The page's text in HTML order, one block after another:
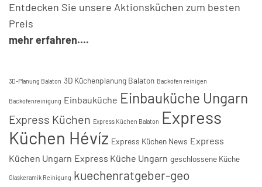
Entdecken Sie unsere Aktionsküchen zum besten
Preis
mehr erfahren....
3D-Planung Balaton 3D Küchenplanung Balaton Backofen reinigen
Backofenreinigung Einbauküche Einbauküche Ungarn
Express Küchen Express Küchen Balaton Express
Küchen Hévíz Express Küchen News Express
Küchen Ungarn Express Küche Ungarn geschlossene Küche
Glaskeramik Reinigung kuechenratgeber-geo